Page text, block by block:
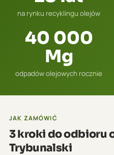
na rynku recyklingu olejów
40 000
Mg
odpadów olejowych rocznie
JAK ZAMÓWIĆ
3 kroki do odbioru
Trybunalski